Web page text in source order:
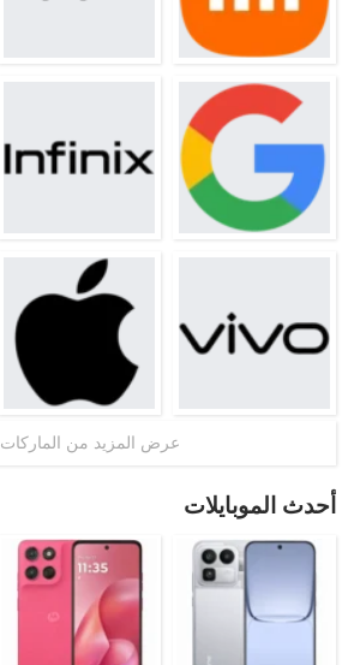
عرض المزيد من الماركات
أحدث الموبايلات